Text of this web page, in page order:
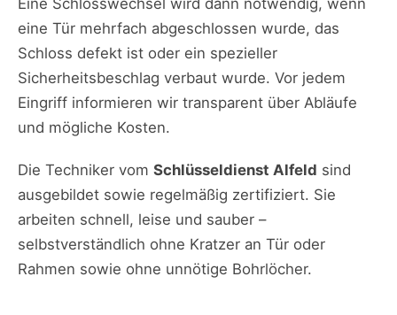
Eine Schlosswechsel wird dann notwendig, wenn
eine Tür mehrfach abgeschlossen wurde, das
Schloss defekt ist oder ein spezieller
Sicherheitsbeschlag verbaut wurde. Vor jedem
Eingriff informieren wir transparent über Abläufe
und mögliche Kosten.
Die Techniker vom Schlüsseldienst Alfeld sind
ausgebildet sowie regelmäßig zertifiziert. Sie
arbeiten schnell, leise und sauber –
selbstverständlich ohne Kratzer an Tür oder
Rahmen sowie ohne unnötige Bohrlöcher.